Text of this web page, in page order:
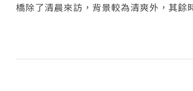
橋除了清晨來訪，背景較為清爽外，其餘